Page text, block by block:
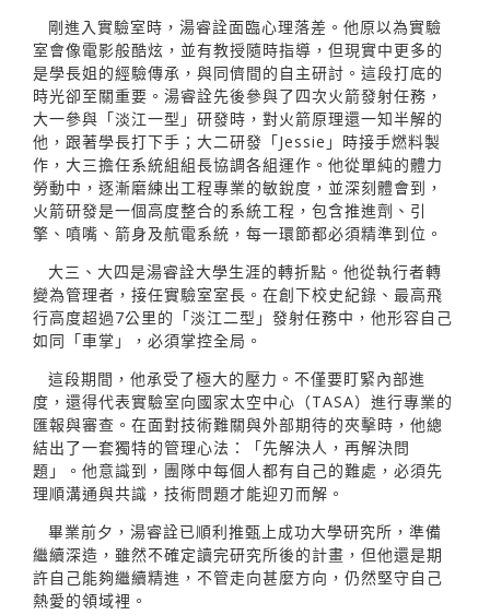
剛進入實驗室時，湯睿詮面臨心理落差。他原以為實驗
室會像電影般酷炫，並有教授隨時指導，但現實中更多的
是學長姐的經驗傳承，與同儕間的自主研討。這段打底的
時光卻至關重要。湯睿詮先後參與了四次火箭發射任務，
大一參與「淡江一型」研發時，對火箭原理還一知半解的
他，跟著學長打下手；大二研發「Jessie」時接手燃料製
作，大三擔任系統組組長協調各組運作。他從單純的體力
勞動中，逐漸磨練出工程專業的敏銳度，並深刻體會到，
火箭研發是一個高度整合的系統工程，包含推進劑、引
擎、噴嘴、箭身及航電系統，每一環節都必須精準到位。
大三、大四是湯睿詮大學生涯的轉折點。他從執行者轉
變為管理者，接任實驗室室長。在創下校史紀錄、最高飛
行高度超過7公里的「淡江二型」發射任務中，他形容自己
如同「車掌」，必須掌控全局。
這段期間，他承受了極大的壓力。不僅要盯緊內部進
度，還得代表實驗室向國家太空中心（TASA）進行專業的
匯報與審查。在面對技術難關與外部期待的夾擊時，他總
結出了一套獨特的管理心法：「先解決人，再解決問
題」。他意識到，團隊中每個人都有自己的難處，必須先
理順溝通與共識，技術問題才能迎刃而解。
畢業前夕，湯睿詮已順利推甄上成功大學研究所，準備
繼續深造，雖然不確定讀完研究所後的計畫，但他還是期
許自己能夠繼續精進，不管走向甚麼方向，仍然堅守自己
熱愛的領域裡。